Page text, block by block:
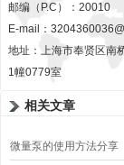
邮编（P.C）：20010
E-mail：
地址：上海市奉贤区南
1幢0779室
相关文章
微量泵的使用方法分享